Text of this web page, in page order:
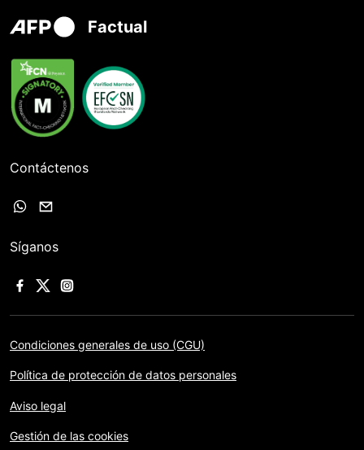
Factual
Contáctenos
Síganos
Condiciones generales de uso (CGU)
Política de protección de datos personales
Aviso legal
Gestión de las cookies